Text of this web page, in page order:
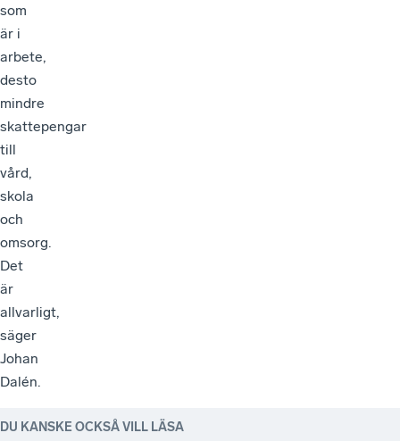
som
är i
arbete,
desto
mindre
skattepengar
till
vård,
skola
och
omsorg.
Det
är
allvarligt,
säger
Johan
Dalén.
DU KANSKE OCKSÅ VILL LÄSA